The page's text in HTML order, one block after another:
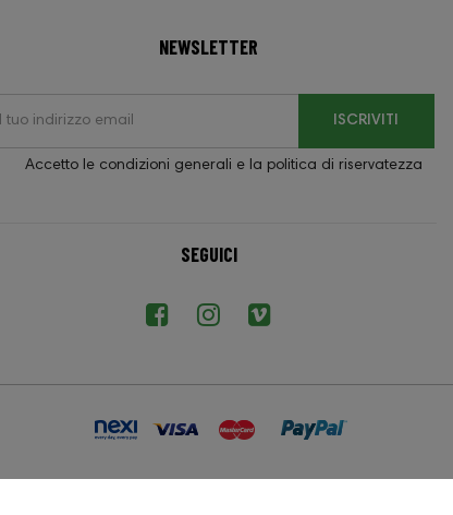
NEWSLETTER
ISCRIVITI
Accetto le condizioni generali e la politica di riservatezza
SEGUICI